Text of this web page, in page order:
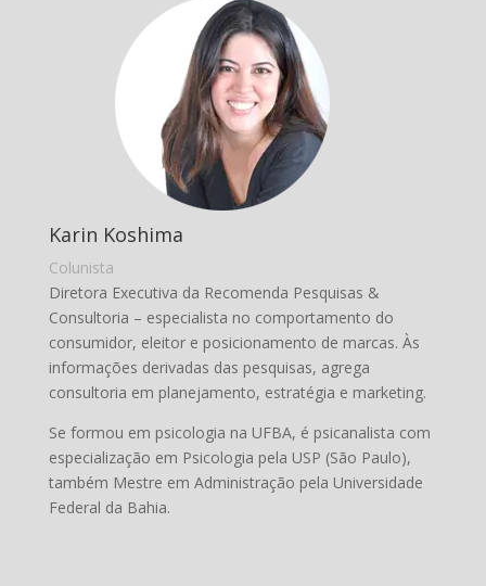
Karin Koshima
Colunista
Diretora Executiva da Recomenda Pesquisas &
Consultoria – especialista no comportamento do
consumidor, eleitor e posicionamento de marcas. Às
informações derivadas das pesquisas, agrega
consultoria em planejamento, estratégia e marketing.
Se formou em psicologia na UFBA, é psicanalista com
especialização em Psicologia pela USP (São Paulo),
também Mestre em Administração pela Universidade
Federal da Bahia.